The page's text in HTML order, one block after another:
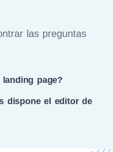
las preguntas
page?
dispone el editor de